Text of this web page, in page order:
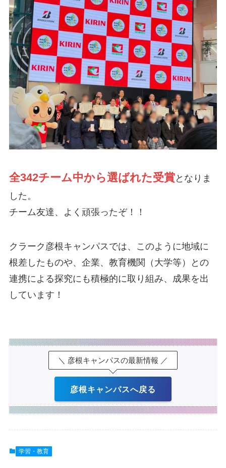
全342チーム中から選ばれた受賞となりま
した。
チーム友達、よく頑張ったぞ！！
クラーク彦根キャンパスでは、このように地域に
根差したものや、企業、教育機関（大学等）との
連携による探究にも積極的に取り組み、成果を出
しています！
＼ 彦根キャンパスの最新情報 ／
彦根キャンパスへ戻る
学習・教育